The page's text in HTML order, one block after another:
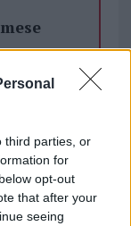
third parties, or
for
opt-out
that after your
seeing
nella
o